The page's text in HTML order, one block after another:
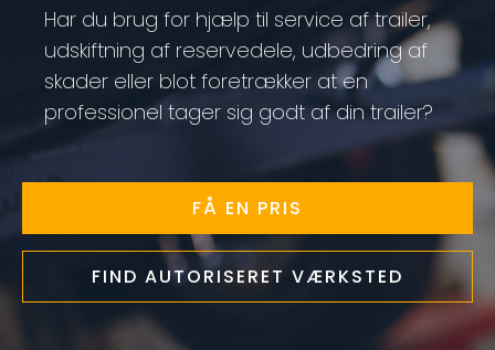
Har du brug for hjælp til service af trailer,
udskiftning af reservedele, udbedring af
skader eller blot foretrækker at en
professionel tager sig godt af din trailer?
FÅ EN PRIS
FIND AUTORISERET VÆRKSTED